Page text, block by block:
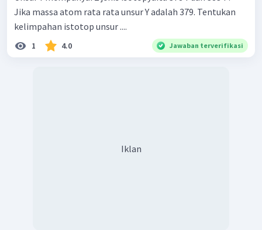
Jika massa atom rata rata unsur Y adalah 379. Tentukan
kelimpahan istotop unsur ....
1 4.0 Jawaban terverifikasi
Iklan